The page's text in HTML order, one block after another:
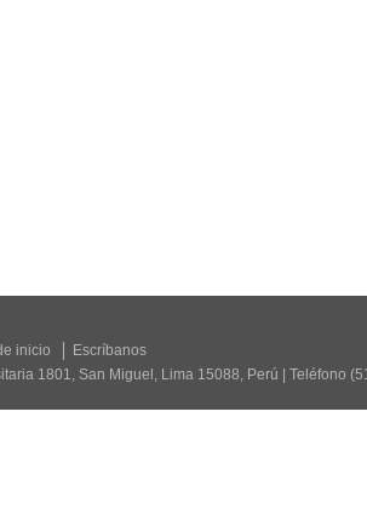
inicio
Escríbanos
1801, San Miguel, Lima 15088, Perú | Teléfono